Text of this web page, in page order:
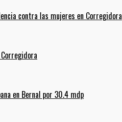
contra las mujeres en Corregidora
en Bernal por 30.4 mdp